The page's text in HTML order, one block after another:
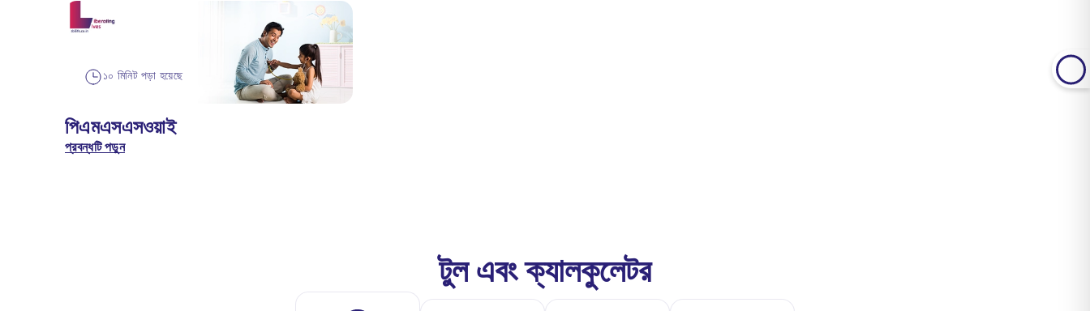
১০ মিনিট পড়া হয়েছে
পিএমএসএসওয়াই
প্রবন্ধটি পড়ুন
টুল এবং ক্যালকুলেটর